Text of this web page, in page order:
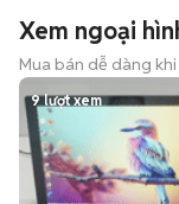
Xem ngoại
Mua bán dễ dàng
9lượt xem